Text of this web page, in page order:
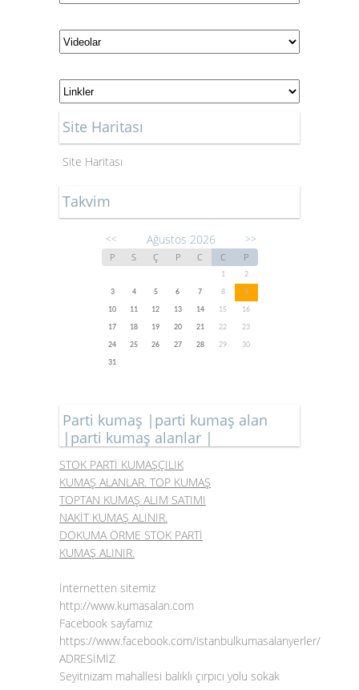
Site Haritası
Site Haritası
Takvim
<< Ağustos 2026 >>
P S Ç P C C P
1
2
3
4 5 6 7 8
9
10
11 12 13 14 15
16
17
18 19 20 21 22
23
24
25 26 27 28 29
30
31
Parti kumaş |parti kumaş alan
|parti kumaş alanlar |
STOK PARTİ KUMAŞÇILIK
KUMAŞ ALANLAR. TOP KUMAŞ
TOPTAN KUMAŞ ALIM SATIMI
NAKİT KUMAŞ ALINIR.
DOKUMA ÖRME STOK PARTİ
KUMAŞ ALINIR.
İnternetten sitemiz
http://www.kumasalan.com
Facebook sayfamız
https://www.facebook.com/istanbulkumasalanyerler/
ADRESİMİZ
Seyitnizam mahallesi balıklı çırpıcı yolu sokak